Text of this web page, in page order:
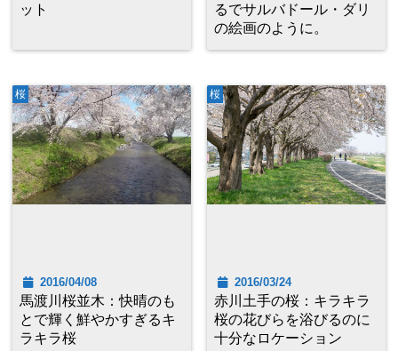
ット
るでサルバドール・ダリ
の絵画のように。
桜
2016/04/08
馬渡川桜並木：快晴のも
とで輝く鮮やかすぎるキ
ラキラ桜
桜
2016/03/24
赤川土手の桜：キラキラ
桜の花びらを浴びるのに
十分なロケーション